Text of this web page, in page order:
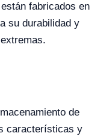
fabricados en
su durabilidad y
de
características y